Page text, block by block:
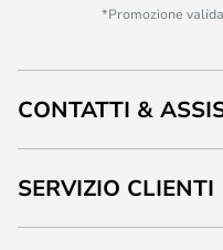
*Promozione
CONTATTI &
SERVIZIO CLIENTI